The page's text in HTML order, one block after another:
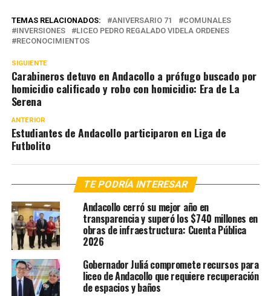
TEMAS RELACIONADOS: ANIVERSARIO 71
COMUNALES
INVERSIONES
LICEO PEDRO REGALADO VIDELA ORDENES
RECONOCIMIENTOS
SIGUIENTE
Carabineros detuvo en Andacollo a prófugo buscado por
homicidio calificado y robo con homicidio: Era de La
Serena
ANTERIOR
Estudiantes de Andacollo participaron en Liga de
Futbolito
TE PODRÍA INTERESAR
Andacollo cerró su mejor año en
transparencia y superó los $740 millones en
obras de infraestructura: Cuenta Pública
2026
Gobernador Juliá compromete recursos para
liceo de Andacollo que requiere recuperación
de espacios y baños